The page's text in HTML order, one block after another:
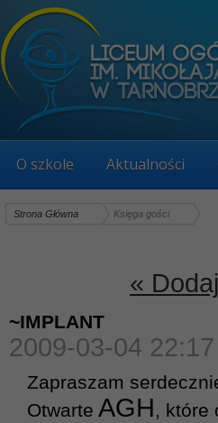
O szkole Aktualności
Strona Główna Księga gości
«
~IMPLANT
2009-03-04 22:17
Zapraszam
Otwarte AGH, które